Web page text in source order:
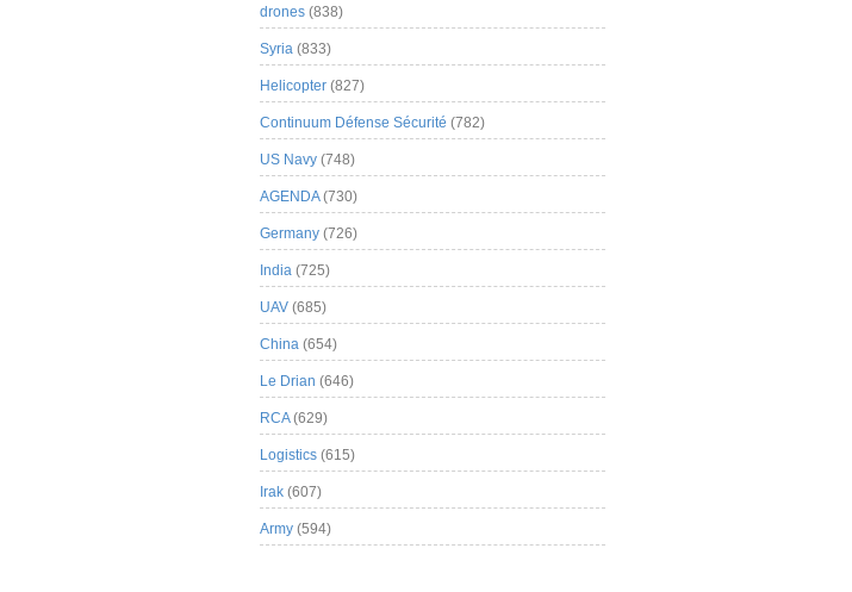
drones (838)
Syria (833)
Helicopter (827)
Continuum Défense Sécurité (782)
US Navy (748)
AGENDA(730)
Germany (726)
India (725)
UAV (685)
China (654)
Le Drian (646)
RCA(629)
Logistics (615)
Irak (607)
Army (594)